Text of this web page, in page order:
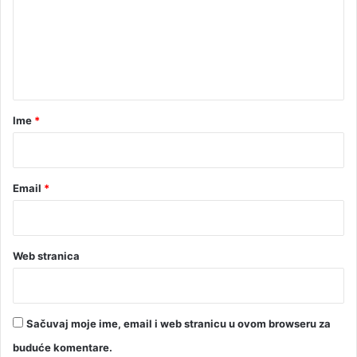
rIme *
Email *
Web stranica
Sačuvaj moje ime, email i web stranicu u ovom browseru za
buduće komentare.